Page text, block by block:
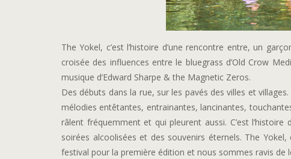
The Yokel, c’est l’histoire d’une rencontre entre, un
croisée des influences entre le bluegrass d’Old Crow
musique d’Edward Sharpe & the Magnetic Zeros.
Des débuts dans la rue, sur les pavés des villes et
mélodies entêtantes, entrainantes, lancinantes,
râlent fréquemment et qui pleurent aussi. C’est
soirées alcoolisées et des souvenirs éternels. The
festival pour la première édition et nous sommes ravis de